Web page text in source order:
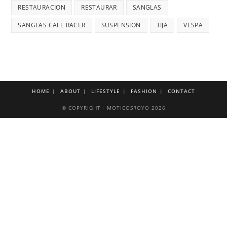
RESTAURACION RESTAURAR SANGLAS
SANGLAS CAFE RACER SUSPENSION TIJA VESPA
HOME ABOUT LIFESTYLE FASHION CONTACT
© COPYRIGHT · MOTICOSROYO 2026